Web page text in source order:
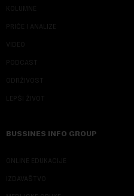
KOLUMNE
PRIČE I ANALIZE
VIDEO
PODCAST
ODRŽIVOST
LEPŠI ŽIVOT
BUSSINES INFO GROUP
ONLINE EDUKACIJE
IZDAVAŠTVO